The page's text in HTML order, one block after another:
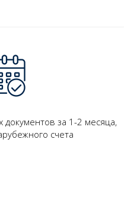
за 1-2 месяца,
счета